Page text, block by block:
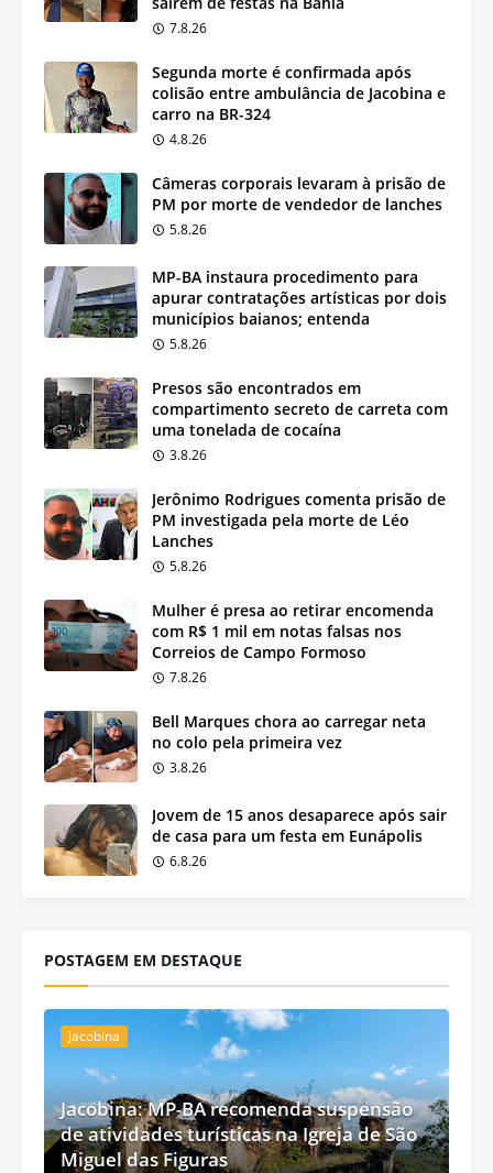
7.8.26
Segunda morte é confirmada após
colisão entre ambulância de Jacobina e
carro na BR-324
4.8.26
Câmeras corporais levaram à prisão de
PM por morte de vendedor de lanches
5.8.26
MP-BA instaura procedimento para
apurar contratações artísticas por dois
municípios baianos; entenda
5.8.26
Presos são encontrados em
compartimento secreto de carreta com
uma tonelada de cocaína
3.8.26
Jerônimo Rodrigues comenta prisão de
PM investigada pela morte de Léo
Lanches
5.8.26
Mulher é presa ao retirar encomenda
com R$ 1 mil em notas falsas nos
Correios de Campo Formoso
7.8.26
Bell Marques chora ao carregar neta
no colo pela primeira vez
3.8.26
Jovem de 15 anos desaparece após sair
de casa para um festa em Eunápolis
6.8.26
POSTAGEM EM DESTAQUE
Jacobina
Jacobina: MP-BA recomenda suspensão
de atividades turísticas na Igreja de São
Miguel das Figuras